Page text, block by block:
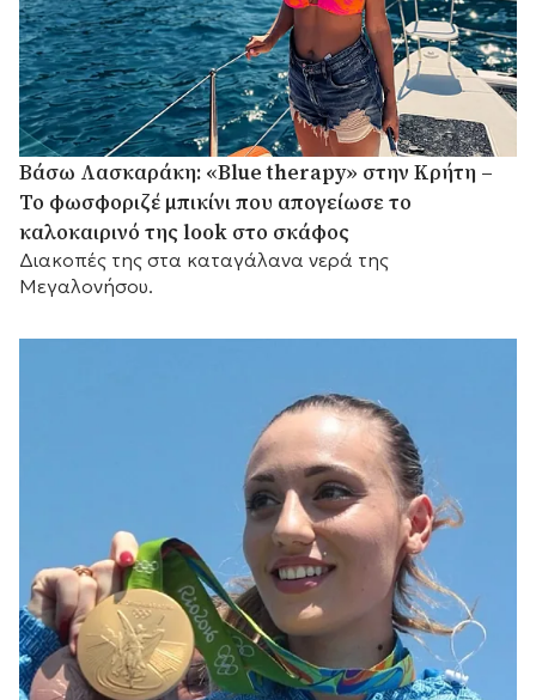
Βάσω Λασκαράκη: «Blue therapy» στην Κρήτη –
Το φωσφοριζέ μπικίνι που απογείωσε το
καλοκαιρινό της look στο σκάφος
Διακοπές της στα καταγάλανα νερά της
Μεγαλονήσου.